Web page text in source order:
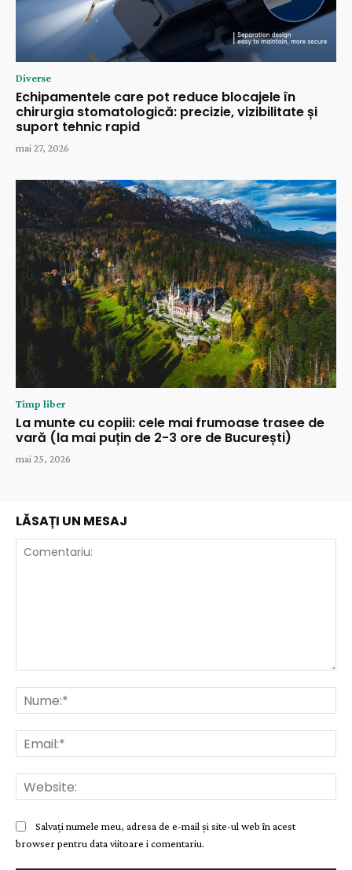
Diverse
Echipamentele care pot reduce blocajele în
chirurgia stomatologică: precizie, vizibilitate și
suport tehnic rapid
mai 27, 2026
Timp liber
La munte cu copiii: cele mai frumoase trasee de
vară (la mai puțin de 2-3 ore de București)
mai 25, 2026
LĂSAȚI UN MESAJ
Salvați numele meu, adresa de e-mail și site-ul web în acest
browser pentru data viitoare i comentariu.